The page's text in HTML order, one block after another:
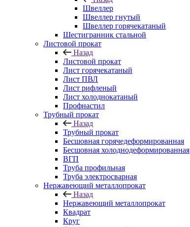
Швеллер
Швеллер гнутый
Швеллер горячекатаный
Шестигранник стальной
Листовой прокат
Назад
Листовой прокат
Лист горячекатаный
Лист ПВЛ
Лист рифленый
Лист холоднокатаный
Профнастил
Трубный прокат
Назад
Трубный прокат
Бесшовная горячедеформированная
Бесшовная холоднодеформированная
ВГП
Труба профильная
Труба электросварная
Нержавеющий металлопрокат
Назад
Нержавеющий металлопрокат
Квадрат
Круг